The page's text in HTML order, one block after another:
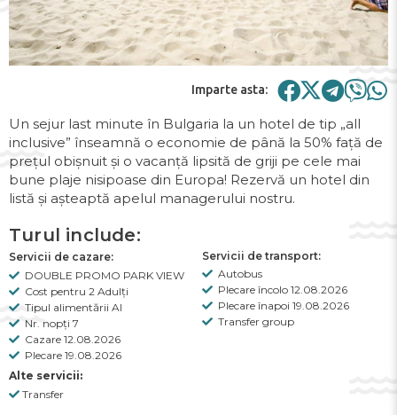
Imparte asta:
Un sejur last minute în Bulgaria la un hotel de tip „all
inclusive” înseamnă o economie de până la 50% față de
prețul obișnuit și o vacanță lipsită de griji pe cele mai
bune plaje nisipoase din Europa! Rezervă un hotel din
listă și așteaptă apelul managerului nostru.
Turul include:
Servicii de cazare:
DOUBLE PROMO PARK VIEW
Cost pentru 2 Adulți
Tipul alimentării AI
Nr. nopți 7
Cazare 12.08.2026
Plecare 19.08.2026
Alte servicii:
Transfer
Servicii de transport:
Autobus
Plecare încolo 12.08.2026
Plecare înapoi 19.08.2026
Transfer group